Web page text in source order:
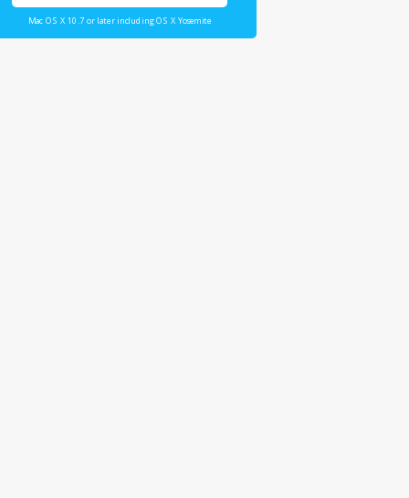
Mac OS X 10.7 or later including OS X Yosemite